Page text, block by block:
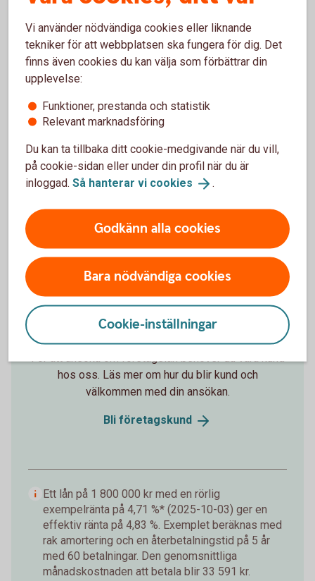
Återbetalningstid
24 månader
Genomsnittlig månadskostnad
inklusive exempelränta på 4,71 %
(uppläggningsavgift 650 kronor och
aviavgift 0 kronor vid e-faktura,
räntan är alltid individuellt satt).
26 873 kr
Ansök om företagslån
För att ansöka om företagslån behöver du vara kund
hos oss. Läs mer om hur du blir kund och
välkommen med din ansökan.
Bli företagskund
Ett lån på 1 800 000 kr med en rörlig
exempelränta på 4,71 %* (2025-10-03) ger en
effektiv ränta på 4,83 %. Exemplet beräknas med
rak amortering och en återbetalningstid på 5 år
med 60 betalningar. Den genomsnittliga
månadskostnaden att betala blir 33 591 kr.
Vi använder nödvändiga cookies eller liknande
tekniker för att webbplatsen ska fungera för dig. Det
finns även cookies du kan välja som förbättrar din
upplevelse:
Funktioner, prestanda och statistik
Relevant marknadsföring
Du kan ta tillbaka ditt cookie-medgivande när du vill,
på cookie-sidan eller under din profil när du är
inloggad. Så hanterar vi cookies .
Godkänn alla cookies
Bara nödvändiga cookies
Cookie-inställningar